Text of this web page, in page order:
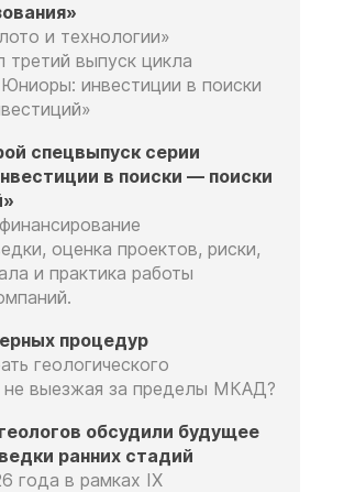
и технологии»
третий выпуск цикла
инвестиции в поиски
спецвыпуск серии
в поиски — поиски
оценка проектов, риски,
и практика работы
процедур
геологического
не выезжая за пределы МКАД?
обсудили будущее
ранних стадий
года в рамках IX